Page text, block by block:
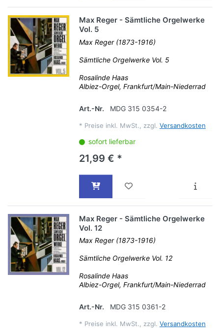
Max Reger - Sämtliche Orgelwerke
Vol. 5
Max Reger (1873-1916)
Sämtliche Orgelwerke Vol. 5
Rosalinde Haas
Albiez-Orgel, Frankfurt/Main-Niederrad
Art.-Nr. MDG 315 0354-2
* Preise inkl. MwSt., zzgl. Versandkosten
sofort lieferbar
21,99 € *
Max Reger - Sämtliche Orgelwerke
Vol. 12
Max Reger (1873-1916)
Sämtliche Orgelwerke Vol. 12
Rosalinde Haas
Albiez-Orgel, Frankfurt/Main-Niederrad
Art.-Nr. MDG 315 0361-2
* Preise inkl. MwSt., zzgl. Versandkosten